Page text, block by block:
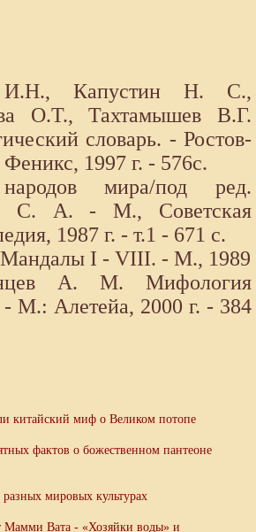
И.Н., Капустин Н. С.,
О.Т., Тахтамышев В.Г.
словарь. - Ростов-
1997 г. - 576с.
мира/под ред.
С. А. - М., Советская
1987 г. - т.1 - 671 с.
Мандалы I - VIII. - М., 1989
А. М. Мифология
- М.: Алетейа, 2000 г. - 384
китайский миф о Великом потопе
фактов о божественном пантеоне
мировых культурах
Мамми Вата - «Хозяйки воды» и